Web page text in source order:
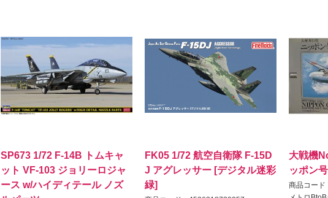
SP673 1/72 F-14B トムキャ
ット VF-103 ジョリーロジャ
ース w/ハイディテール ノズ
FK05 1/72 航空自衛隊 F-15D
J アグレッサー [デジタル迷彩
緑]
大戦機
ッポン号
商品コー